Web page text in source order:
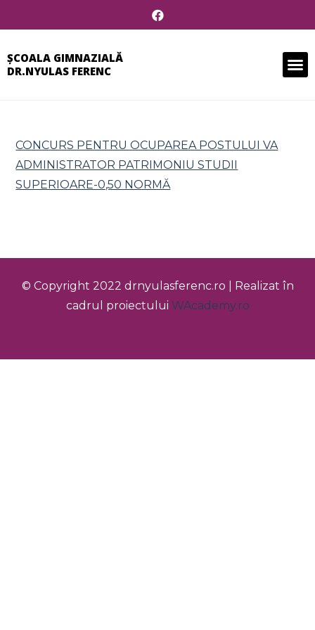
ȘCOALA GIMNAZIALĂ
DR.NYULAS FERENC
CONCURS PENTRU OCUPAREA POSTULUI VA
ADMINISTRATOR PATRIMONIU STUDII
SUPERIOARE-0,50 NORMĂ
© Copyright 2022 drnyulasferenc.ro | Realizat în
cadrul proiectului WAcademy.ro